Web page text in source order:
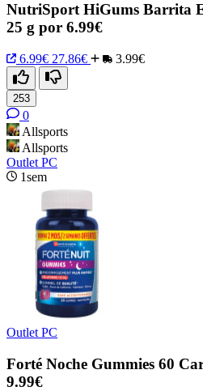
NutriSport HiGums Barrita
25 g por 6.99€
6.99€ 27.86€ 3.99€
253
0
Allsports
Allsports
Outlet PC
1sem
Outlet PC
Forté Noche Gummies 60
9.99€